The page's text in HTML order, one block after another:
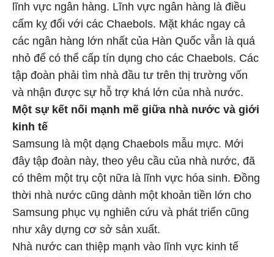
lĩnh vực ngân hàng. Lĩnh vực ngân hàng là điều
cấm kỵ đối với các Chaebols. Mặt khác ngay cả
các ngân hàng lớn nhất của Hàn Quốc vẫn là quá
nhỏ để có thể cấp tín dụng cho các Chaebols. Các
tập đoàn phải tìm nhà đầu tư trên thị trường vốn
và nhận được sự hỗ trợ khá lớn của nhà nước.
Một sự kết nối mạnh mẽ giữa nhà nước và giới
kinh tế
Samsung là một dạng Chaebols mẫu mực. Mới
đây tập đoàn này, theo yêu cầu của nhà nước, đã
có thêm một trụ cột nữa là lĩnh vực hóa sinh. Đồng
thời nhà nước cũng dành một khoản tiền lớn cho
Samsung phục vụ nghiên cứu và phát triển cũng
như xây dựng cơ sở sản xuất.
Nhà nước can thiệp mạnh vào lĩnh vực kinh tế